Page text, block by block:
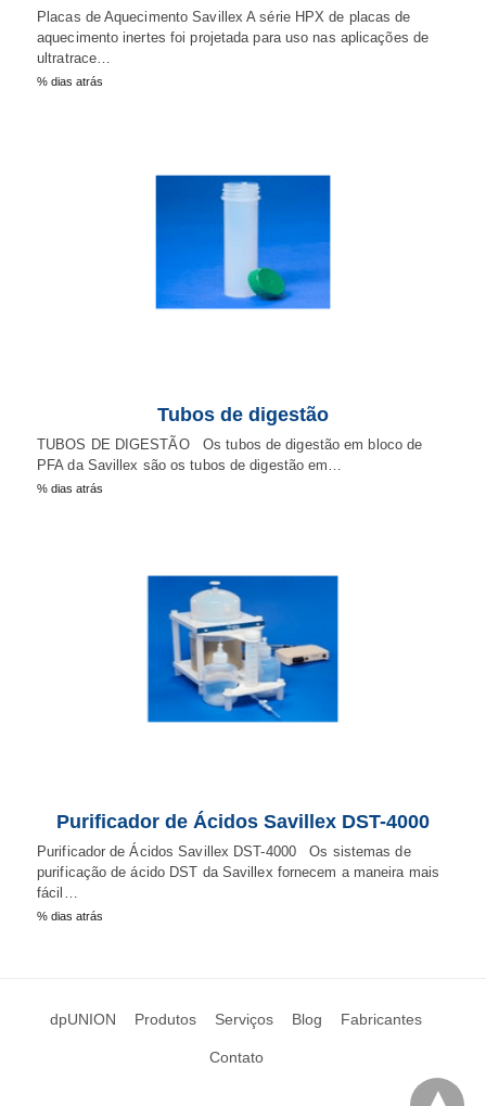
Placas de Aquecimento Savillex A série HPX de placas de
aquecimento inertes foi projetada para uso nas aplicações de
ultratrace…
% dias atrás
Tubos de digestão
TUBOS DE DIGESTÃO Os tubos de digestão em bloco de
PFA da Savillex são os tubos de digestão em…
% dias atrás
Purificador de Ácidos Savillex DST-4000
Purificador de Ácidos Savillex DST-4000 Os sistemas de
purificação de ácido DST da Savillex fornecem a maneira mais
fácil…
% dias atrás
dpUNION Produtos Serviços Blog Fabricantes
Contato